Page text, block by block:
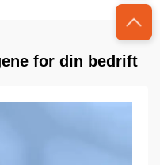
for din bedrift